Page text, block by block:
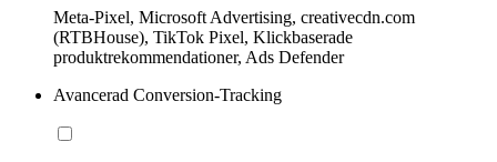
Meta-Pixel, Microsoft Advertising, creativecdn.com
(RTBHouse), TikTok Pixel, Klickbaserade
produktrekommendationer, Ads Defender
Avancerad Conversion-Tracking